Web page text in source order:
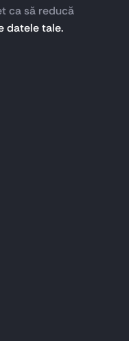
ca să reducă
datele tale.